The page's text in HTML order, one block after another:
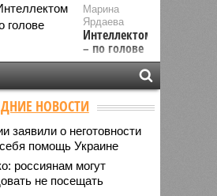
Марина
Ярдаева
Интеллектом
– по голове
НОВОСТИ
заявили о неготовности
помощь Украине
россиянам могут
не посещать